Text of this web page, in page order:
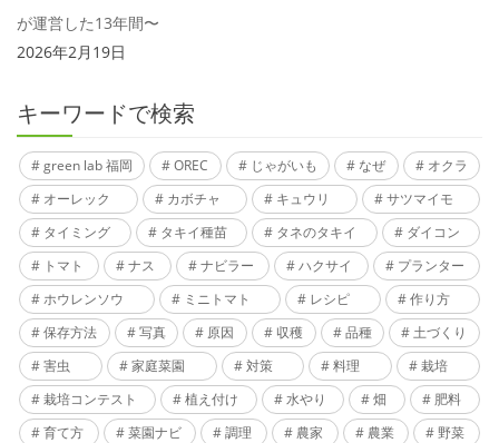
が運営した13年間〜
2026年2月19日
キーワードで検索
green lab 福岡 OREC じゃがいも なぜ
オクラ
オーレック
カボチャ キュウリ
サツマイモ
タイミング
タキイ種苗 タネのタキイ
ダイコン
トマト
ナス ナビラー ハクサイ
プランター
ホウレンソウ
ミニトマト レシピ
作り方
保存方法
写真 原因 収穫 品種
土づくり
害虫
家庭菜園 対策 料理
栽培
栽培コンテスト
植え付け 水やり 畑
肥料
育て方
菜園ナビ 調理 農家 農業
野菜